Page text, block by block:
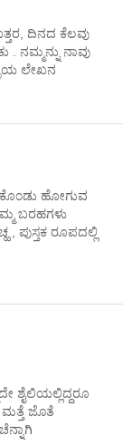
ದಿನದ ಕೆಲವು
ನಮ್ಮನ್ನು ನಾವು
ಲೇಖನ
ಹೋಗುವ
ಬರಹಗಳು
, ಪುಸ್ತಕ ರೂಪದಲ್ಲಿ
ಶೈಲಿಯಲ್ಲಿದ್ದರೂ
ಜೊತೆ